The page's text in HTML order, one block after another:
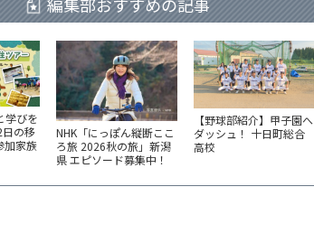
編集部おすすめの記事
学びを
の移
加家族
NHK「にっぽん縦断ここ
ろ旅 2026秋の旅」新潟
県 エピソード募集中！
【野球部紹介】甲子園へ
ダッシュ！ 十日町総合
高校